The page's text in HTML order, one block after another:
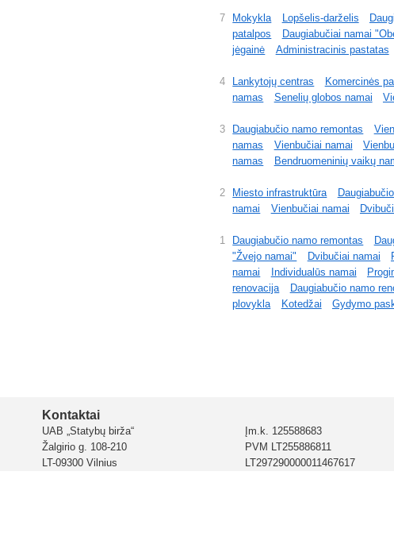
7 Mokykla Lopšelis-darželis
patalpos
Daugiabučiai namai
jėgainė
Administracinis pastatas
4 Lankytojų centras Komercinės
namas
Senelių globos namai
3 Daugiabučio namo remontas
namas
Vienbučiai namai
namas
Bendruomeninių vaikų
2 Miesto infrastruktūra
namai
Vienbučiai namai
1 Daugiabučio namo remontas
"Žvejo namai"
Dvibučiai namai
namai
Individualūs namai
renovacija
Daugiabučio namo
plovykla
Kotedžai Gydymo
Kontaktai
UAB „Statybų birža“
Žalgirio g. 108-210
LT-09300 Vilnius
Įm.k. 125588683
PVM LT255886811
LT297290000011467617